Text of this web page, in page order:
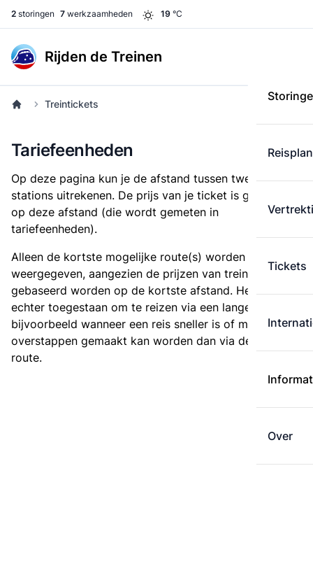
2 storingen 7 werkzaamheden 19 °C
Rijden de Treinen
Tickets
Over
Treintickets
Tariefeenheden
Op deze pagina kun je de afstand tussen twee
stations uitrekenen. De prijs van je ticket is gebaseerd
op deze afstand (die wordt gemeten in
tariefeenheden).
Alleen de kortste mogelijke route(s) worden
weergegeven, aangezien de prijzen van treintickets
gebaseerd worden op de kortste afstand. Het is
echter toegestaan om te reizen via een langere route,
bijvoorbeeld wanneer een reis sneller is of met minder
overstappen gemaakt kan worden dan via de kortste
route.